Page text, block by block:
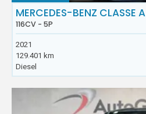
MERCEDES-BENZ CLASSE A
116CV - 5P
2021
129.401 km
Diesel